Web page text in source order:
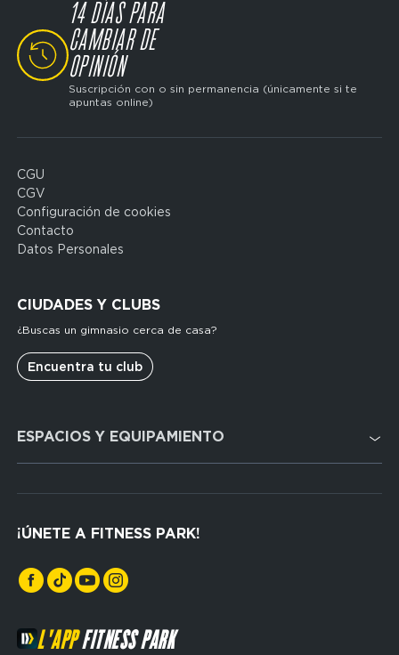
SVG
14 DÍAS PARA
CAMBIAR DE
OPINIÓN
Suscripción con o sin permanencia (únicamente si te
apuntas online)
Domain
menu
for
FP
Espagne
CGU
CGV
Configuración de cookies
Contacto
Datos Personales
CIUDADES Y CLUBS
¿Buscas un gimnasio cerca de casa?
Encuentra tu club
menu
for
Espagne
ESPACIOS Y EQUIPAMIENTO
¡ÚNETE A FITNESS PARK!
L'APPFITNESS PARK